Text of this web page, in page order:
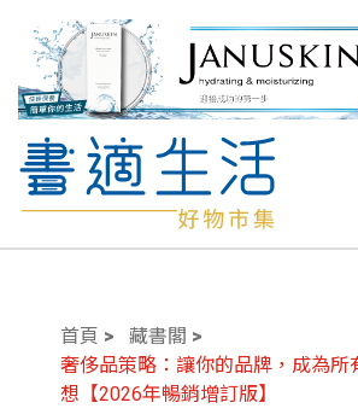
首頁
藏書閣
奢侈品策略：讓你的品牌，成為所
想【2026年暢銷增訂版】